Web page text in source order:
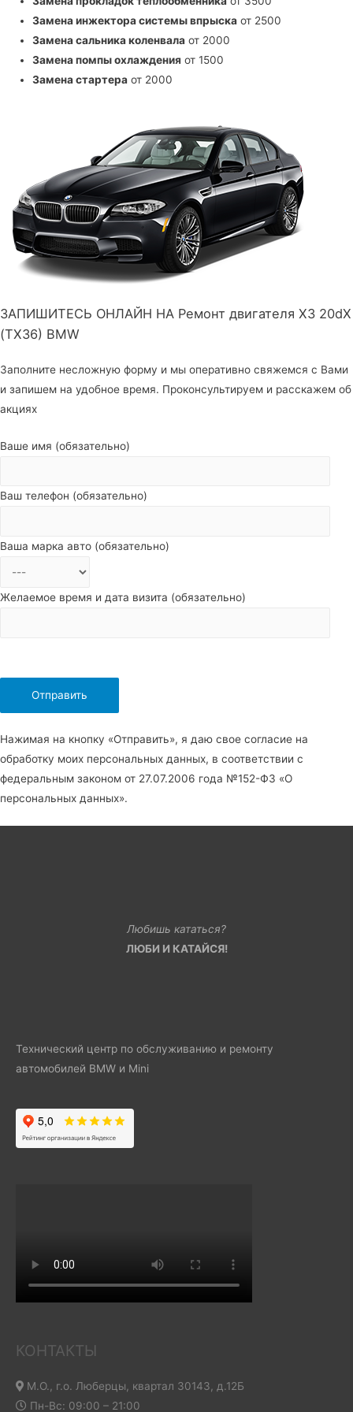
Замена инжектора системы впрыска от 2500
Замена сальника коленвала от 2000
Замена помпы охлаждения от 1500
Замена стартера от 2000
ЗАПИШИТЕСЬ ОНЛАЙН НА Ремонт двигателя X3 20dX
(TX36) BMW
Заполните несложную форму и мы оперативно свяжемся с Вами
и запишем на удобное время. Проконсультируем и расскажем об
акциях
Ваше имя (обязательно)
Ваш телефон (обязательно)
Ваша марка авто (обязательно)
Желаемое время и дата визита (обязательно)
Нажимая на кнопку «Отправить», я даю свое согласие на
обработку моих персональных данных, в соответствии с
федеральным законом от 27.07.2006 года №152-Ф3 «О
персональных данных».
Любишь кататься?
ЛЮБИ И КАТАЙСЯ!
Технический центр по обслуживанию и ремонту
автомобилей BMW и Mini
КОНТАКТЫ
М.О., г.о. Люберцы, квартал 30143, д.12Б
Пн-Вс: 09:00 – 21:00